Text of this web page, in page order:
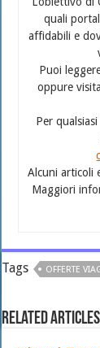
quali
affidabili e
Puoi
oppure
Per
Alcuni articoli
Maggiori
Tags OFFERTE
Related Articles